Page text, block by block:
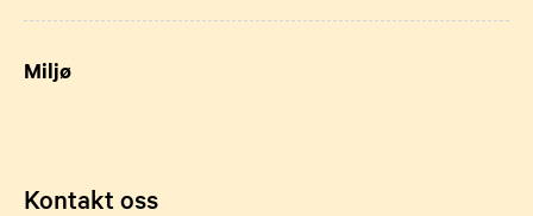
Miljø
Kontakt oss